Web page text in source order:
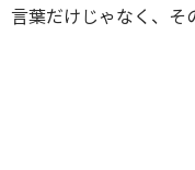
言葉だけじゃなく、そ